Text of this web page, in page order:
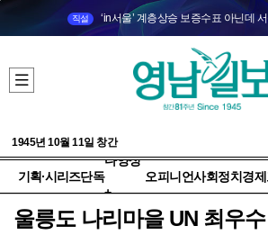
직설 ‘in서울’ 계층상승 보증수표 아닌데
1945년 10월 11일 창간
기획·시리즈단독
다양성
+
오피니언사회정치 경제
울릉도 나리마을 UN 최우